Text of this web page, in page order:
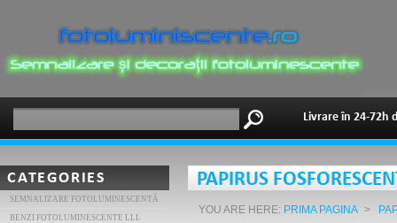
Livrare în 24-72h
CATEGORIES
SEMNALIZARE FOTOLUMINESCENTĂ
BENZI FOTOLUMINESCENTE LLL
PAPIRUS
YOU ARE HERE: PRIMA PAGINA >